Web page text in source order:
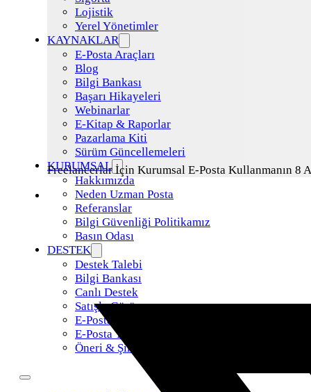
Lojistik
Yerel Yönetimler
KAYNAKLAR
E-Posta Araçları
Blog
Bilgi Bankası
Başarı Hikayeleri
Webinarlar
E-Kitap & Raporlar
Pazarlama Kiti
Sürüm Güncellemeleri
KURUMSAL
Hakkımızda
Neden Uzman Posta
Referanslar
Bilgi Güvenliği Politikamız
Basın Odası
DESTEK
Destek Talebi
Bilgi Bankası
Canlı Destek
Satışla Görüş
E-Posta Taşıma
E-Posta Yönetimi
Öneri & Şikayet
Freelancerlar İçin Kurumsal E-Posta Kullanmanın 8